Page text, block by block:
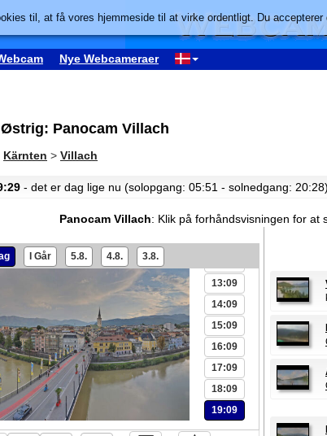
Nye Webcameraer
Panocam Villach
Kärnten > Villach
- det er dag lige nu (solopgang: 05:51 - solnedgang: 20:28)
Panocam Villach: Klik på forhåndsvisningen for at
I Går 5.8. 4.8. 3.8.
01:09
02:09
03:09
10:09
11:09
13:09
14:09
15:09
16:09
17:09
18:09
19:09
til, at få vores hjemmeside til at virke ordentligt. Du